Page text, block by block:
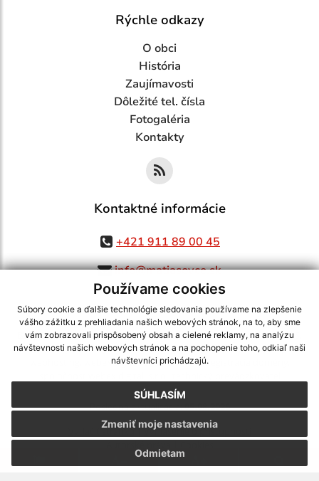
Používame cookies
Súbory cookie a ďalšie technológie sledovania používame na zlepšenie
vášho zážitku z prehliadania našich webových stránok, na to, aby sme
vám zobrazovali prispôsobený obsah a cielené reklamy, na analýzu
návštevnosti našich webových stránok a na pochopenie toho, odkiaľ naši
návštevníci prichádzajú.
SÚHLASÍM
Odmietam
Zmeniť moje nastavenia
Rýchle odkazy
O obci
História
Zaujímavosti
Dôležité tel. čísla
Fotogaléria
Kontakty
Kontaktné informácie
+421 911 89 00 45
info@matiasovce.sk
využite možnosť získavania aktuálnych informácií s využitím RSS
CMS systém (redakčný) systém ECHELON 2,Mapa stránok,web portál
webex.digital, s.r.o.,domény,registrácia domény
Posledná aktualizácia:05.08.2026
Vytlačiť stránku|Vyhlásenie o prístupnosti